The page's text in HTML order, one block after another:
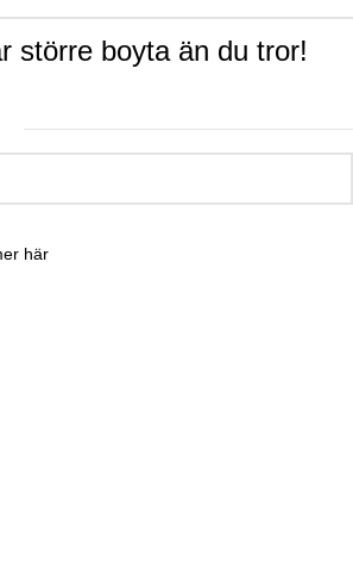
större boyta än du tror!